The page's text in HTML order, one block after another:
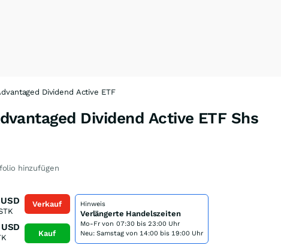
Dividend Active ETF
Dividend Active ETF Shs
hinzufügen
USD
USD
Verkauf
Kauf
Hinweis
Verlängerte Handelszeiten
Mo-Fr von 07:30 bis 23:00 Uhr
Neu: Samstag von 14:00 bis 19:00 Uhr